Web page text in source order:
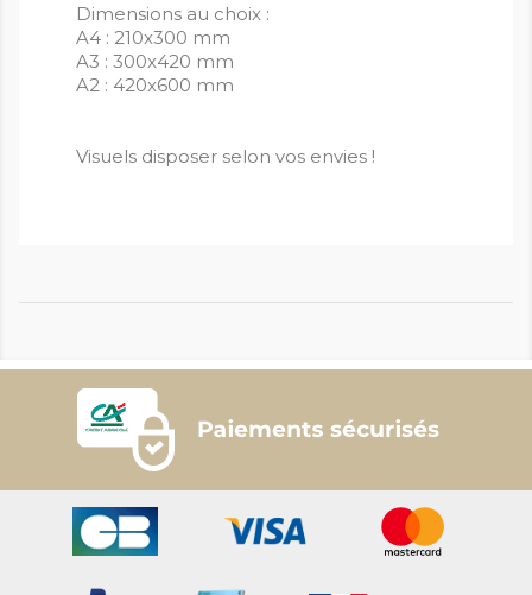
Dimensions au choix :
A4 : 210x300 mm
A3 : 300x420 mm
A2 : 420x600 mm
Visuels disposer selon vos envies !